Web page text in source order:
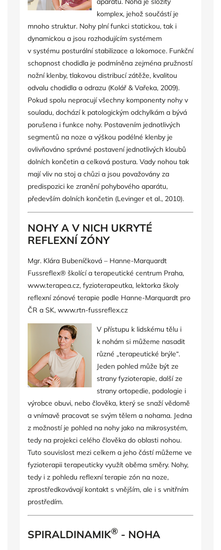
komplex, jehož součástí je
mnoho struktur. Nohy plní funkci statickou, tak i
dynamickou a jsou rozhodujícím systémem
v systému posturální stabilizace a lokomoce. Funkční
schopnost chodidla je podmíněna zejména pružností
nožní klenby, tlakovou distribucí zátěže, kvalitou
odvalu chodidla a odrazu (Kolář & Vařeka, 2009).
Pokud spolu nepracují všechny komponenty nohy v
souladu, dochází k patologickým odchylkám a bývá
porušena i funkce nohy. Postavením jednotlivých
segmentů na noze a výškou podélné klenby je
ovlivňováno správné postavení jednotlivých kloubů
dolních končetin a celková postura. Vady nohou tak
mají vliv na stoj a chůzi a jsou považovány za
predispozici ke zranění pohybového aparátu,
především dolních končetin (Levinger et al., 2010).
NOHY A V NICH UKRYTÉ
REFLEXNÍ ZÓNY
Mgr. Klára Bubeníčková – Hanne-Marquardt
Fussreflex® školící a terapeutické centrum Praha,
www.terapea.cz, fyzioterapeutka, lektorka školy
reflexní zónové terapie podle Hanne-Marquardt pro
ČR a SK, www.rtn-fussreflex.cz
V přístupu k lidskému tělu i
k nohám si můžeme nasadit
různé „terapeutické brýle“.
Jeden pohled může být ze
strany fyzioterapie, další ze
strany ortopedie, podologie i
výrobce obuvi, nebo člověka, který se snaží vědomě
a vnímavě pracovat se svým tělem a nohama. Jedna
z možností je pohled na nohy jako na mikrosystém,
tedy na projekci celého člověka do oblasti nohou.
Tuto souvislost mezi celkem a jeho částí můžeme ve
fyzioterapii terapeuticky využít oběma směry. Nohy,
tedy i z pohledu reflexní terapie zón na noze,
zprostředkovávají kontakt s vnějším, ale i s vnitřním
prostředím.
SPIRALDINAMIK® - NOHA